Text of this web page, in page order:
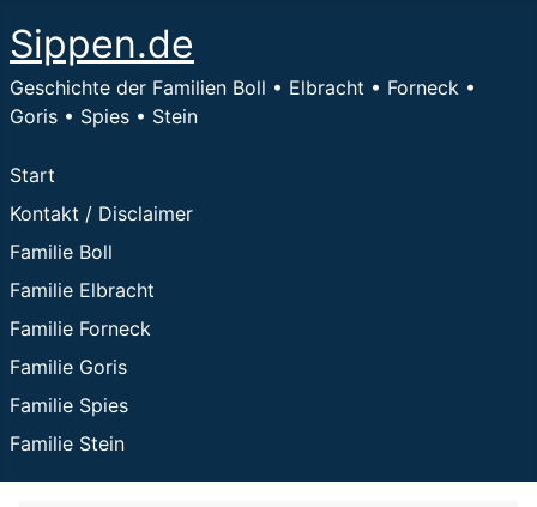
Sippen.de
Geschichte der Familien Boll • Elbracht • Forneck •
Goris • Spies • Stein
Start
Kontakt / Disclaimer
Familie Boll
Familie Elbracht
Familie Forneck
Familie Goris
Familie Spies
Familie Stein